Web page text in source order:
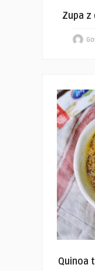
Zupa z
Quinoa